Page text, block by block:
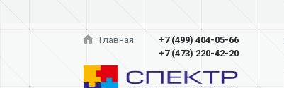
Главная
+7 (499) 404-05-66
+7 (473) 220-42-20